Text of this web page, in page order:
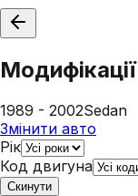
Модифікації
1989 - 2002Sedan
Змінити авто
Рік
Код двигуна
Скинути